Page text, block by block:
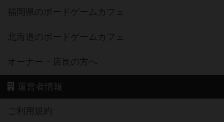
福岡県のボードゲームカフェ
北海道のボードゲームカフェ
オーナー・店長の方へ
運営者情報
ご利用規約